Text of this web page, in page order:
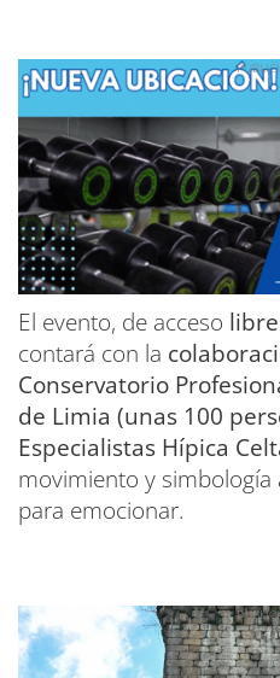
El evento, de acceso
contará con la
Conservatorio
de Limia (unas 100
Especialistas Hípica
movimiento y simbología
para emocionar.